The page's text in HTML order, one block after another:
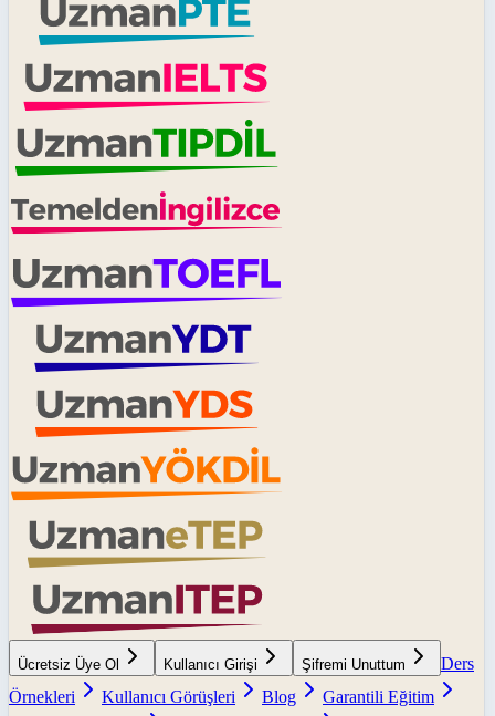
Ücretsiz Üye Ol Kullanıcı Girişi Şifremi Unuttum
Ders
Örnekleri
Kullanıcı Görüşleri Blog
Garantili Eğitim